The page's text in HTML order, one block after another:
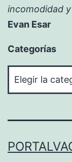
incomodidad
Evan Esar
Categorías